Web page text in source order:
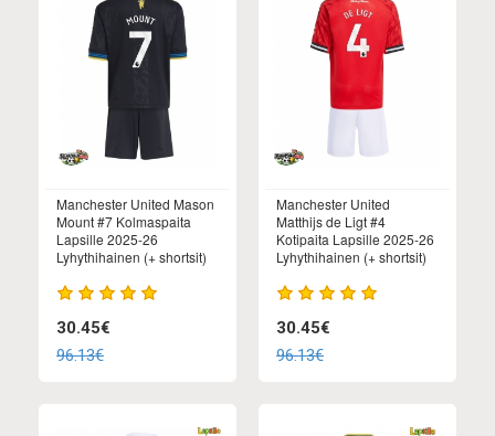
Manchester United Mason
Mount #7 Kolmaspaita
Lapsille 2025-26
Lyhythihainen (+ shortsit)
30.45€
96.13€
Manchester United
Matthijs de Ligt #4
Kotipaita Lapsille 2025-26
Lyhythihainen (+ shortsit)
30.45€
96.13€